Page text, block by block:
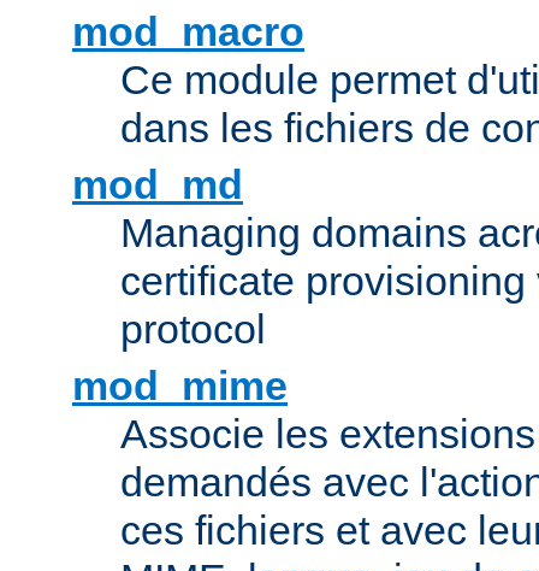
mod_macro
Ce module permet
dans les fichiers de
mod_md
Managing domains
certificate provisioning
protocol
mod_mime
Associe les
demandés avec
ces fichiers et avec